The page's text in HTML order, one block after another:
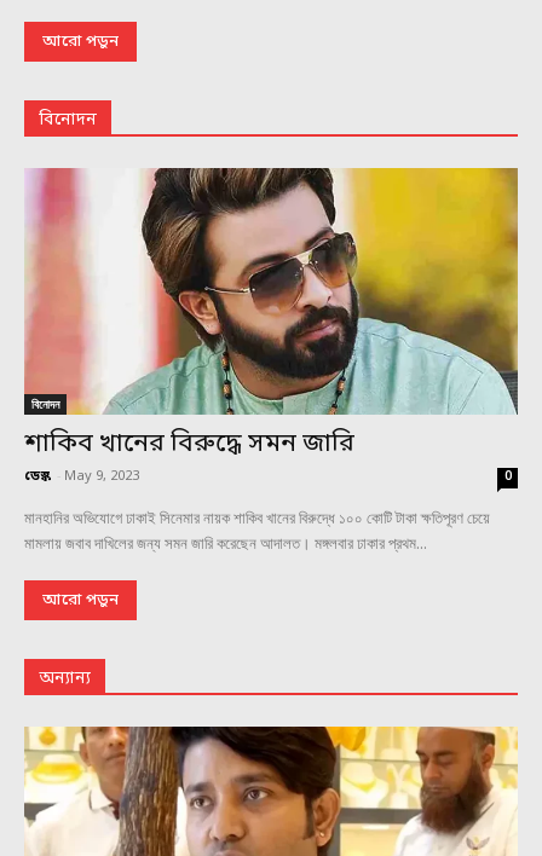
আরো পড়ুন
বিনোদন
বিনোদন
শাকিব খানের বিরুদ্ধে সমন জারি
ডেস্ক - May 9, 2023 0
মানহানির অভিযোগে ঢাকাই সিনেমার নায়ক শাকিব খানের বিরুদ্ধে ১০০ কোটি টাকা ক্ষতিপূরণ চেয়ে
মামলায় জবাব দাখিলের জন্য সমন জারি করেছেন আদালত। মঙ্গলবার ঢাকার প্রথম...
আরো পড়ুন
অন্যান্য